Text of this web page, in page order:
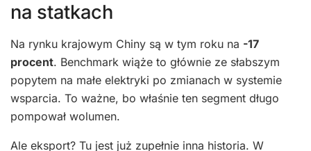
na statkach
Na rynku krajowym Chiny są w tym roku na -17
procent. Benchmark wiąże to głównie ze słabszym
popytem na małe elektryki po zmianach w systemie
wsparcia. To ważne, bo właśnie ten segment długo
pompował wolumen.
Ale eksport? Tu jest już zupełnie inna historia. W